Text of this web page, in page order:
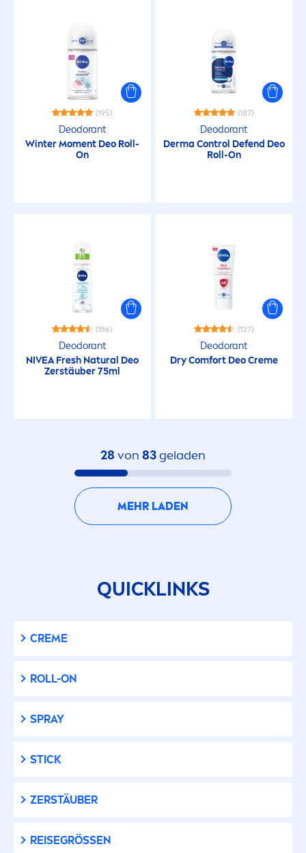
(195)
Deodorant
Winter Moment Deo Roll-
On
(187)
Deodorant
Derma Control Defend Deo
Roll-On
(186)
Deodorant
NIVEA Fresh Natural Deo
Zerstäuber 75ml
(127)
Deodorant
Dry Comfort DeoCreme
28 von 83geladen
MEHR LADEN
QUICKLINKS
CREME
ROLL-ON
SPRAY
STICK
ZERSTÄUBER
REISEGRÖSSEN